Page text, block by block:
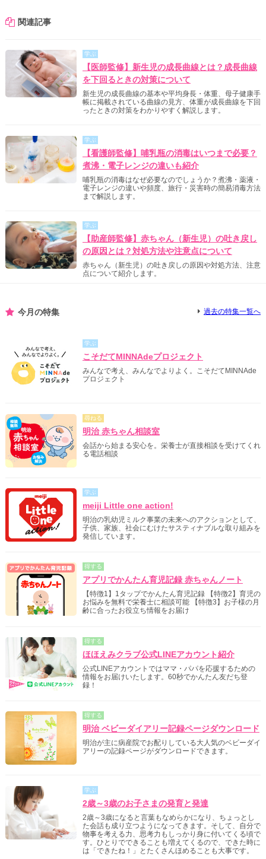
関連記事
学ぶ
【医師監修】新生児の成長曲線とは？成長曲線
を下回るときの対策について
新生児の成長曲線の基本や平均身長・体重、母子健康手
帳に掲載されている曲線の見方、体重が成長曲線を下回
ったときの対策をわかりやすく解説します。
学ぶ
【看護師監修】哺乳瓶の消毒はいつまで必要？
煮沸・電子レンジの違いも紹介
哺乳瓶の消毒はなぜ必要なのでしょうか？煮沸・薬液・
電子レンジの違いや頻度、旅行・災害時の簡易消毒方法
まで解説します。
学ぶ
【助産師監修】赤ちゃん（新生児）の吐き戻し
の原因とは？対処方法や注意点について
赤ちゃん（新生児）の吐き戻しの原因や対処方法、注意
点について紹介します。
今月の特集 過去の特集一覧へ
学ぶ
こそだてMINNAdeプロジェクト
みんなで考え、みんなでよりよく。こそだてMINNAde
プロジェクト
尋ねる
明治 赤ちゃん相談室
会話から始まる安心を。栄養士が直接相談を受けてくれ
る電話相談
学ぶ
meiji Little one action!
明治の乳幼児ミルク事業の未来へのアクションとして、
子供、家族、社会にむけたサスティナブルな取り組みを
発信しています。
得する
アプリでかんたん育児記録 赤ちゃんノート
【特徴1】1タップでかんたん育児記録 【特徴2】育児の
お悩みを無料で栄養士に相談可能 【特徴3】お子様の月
齢に合ったお役立ち情報をお届け
得する
ほほえみクラブ公式LINEアカウント紹介
公式LINEアカウントではママ・パパを応援するための
情報をお届けいたします。60秒でかんたん友だち登
録！
得する
明治 ベビーダイアリー記録ページダウンロード
明治が主に病産院でお配りしている大人気のベビーダイ
アリーの記録ページがダウンロードできます。
学ぶ
2歳～3歳のお子さまの発育と発達
2歳～3歳になると言葉もなめらかになり、ちょっとし
た会話も成り立つようになってきます。そして、自分で
物事を考える力、思考力もしっかり身に付いてくる頃で
す。ひとりでできることも増えてくるので、できた時に
は「できたね！」とたくさんほめることも大事です。